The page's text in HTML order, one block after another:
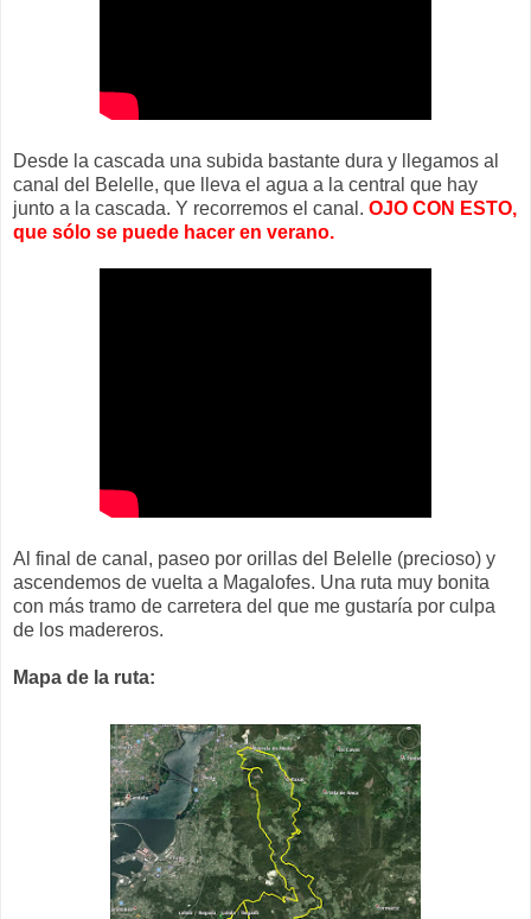
Desde la cascada una subida bastante dura y llegamos al
canal del Belelle, que lleva el agua a la central que hay
junto a la cascada. Y recorremos el canal. OJO CON ESTO,
que sólo se puede hacer en verano.
Al final de canal, paseo por orillas del Belelle (precioso) y
ascendemos de vuelta a Magalofes. Una ruta muy bonita
con más tramo de carretera del que me gustaría por culpa
de los madereros.
Mapa de la ruta: